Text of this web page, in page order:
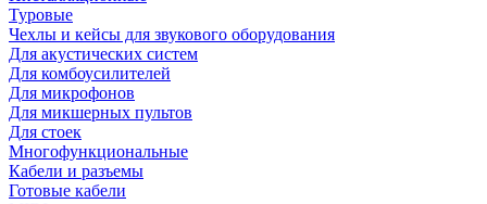
Туровые
Чехлы и кейсы для звукового оборудования
Для акустических систем
Для комбоусилителей
Для микрофонов
Для микшерных пультов
Для стоек
Многофункциональные
Кабели и разъемы
Готовые кабели